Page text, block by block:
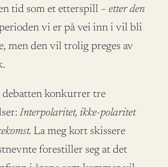
tid som et etterspill – etter den
vi er på vei inn i vil bli
men den vil trolig preges av
debatten konkurrer tre
Interpolaritet, ikke-polaritet
La meg kort skissere
forestiller seg at det